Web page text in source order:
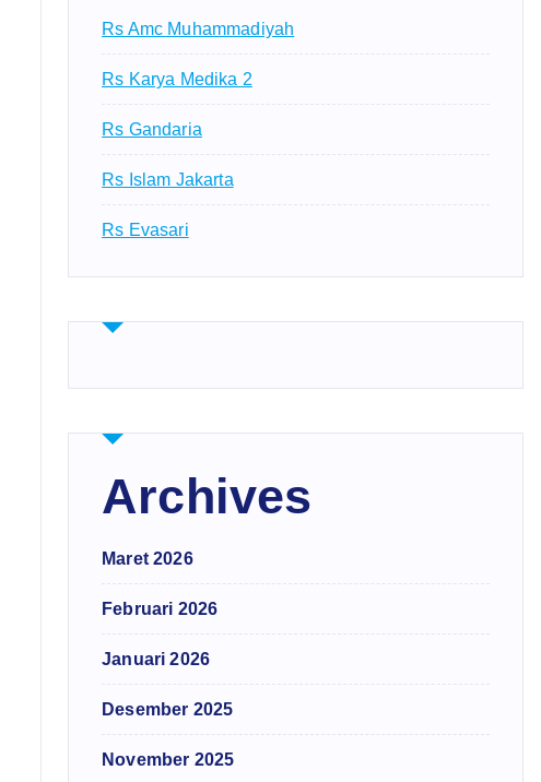
Rs Amc Muhammadiyah
Rs Karya Medika 2
Rs Gandaria
Rs Islam Jakarta
Rs Evasari
Archives
Maret 2026
Februari 2026
Januari 2026
Desember 2025
November 2025